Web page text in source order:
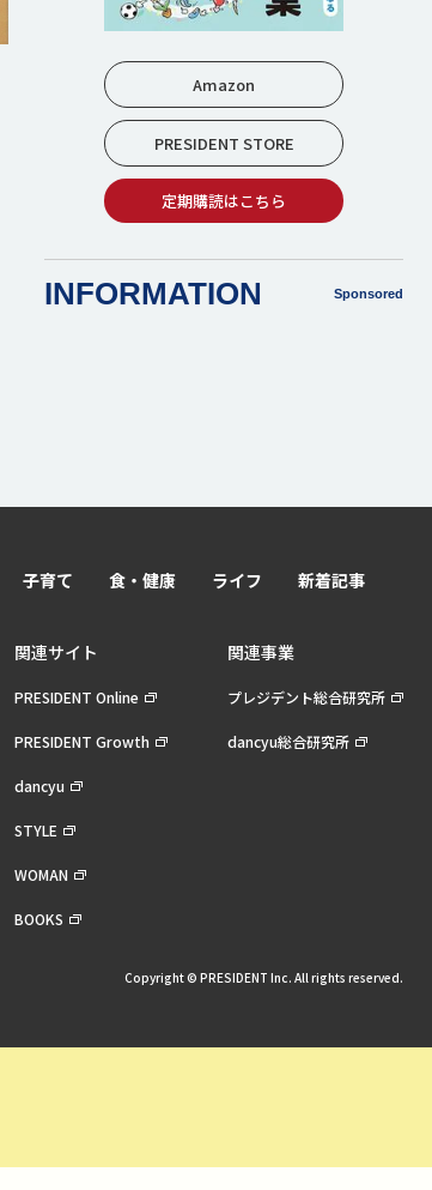
Amazon
PRESIDENT STORE
定期購読はこちら
INFORMATION Sponsored
子育て 食・健康 ライフ 新着記事
関連サイト
PRESIDENT Online
PRESIDENT Growth
dancyu
STYLE
WOMAN
BOOKS
関連事業
プレジデント総合研究所
dancyu総合研究所
Copyright © PRESIDENT Inc. All rights reserved.